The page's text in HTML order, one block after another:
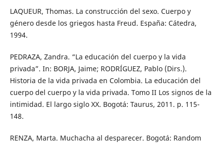
LAQUEUR, Thomas. La construcción del sexo. Cuerpo y
género desde los griegos hasta Freud. España: Cátedra,
1994.
PEDRAZA, Zandra. “La educación del cuerpo y la vida
privada”. In: BORJA, Jaime; RODRÍGUEZ, Pablo (Dirs.).
Historia de la vida privada en Colombia. La educación del
cuerpo del cuerpo y la vida privada. Tomo II Los signos de la
intimidad. El largo siglo XX. Bogotá: Taurus, 2011. p. 115-
148.
RENZA, Marta. Muchacha al desparecer. Bogotá: Random